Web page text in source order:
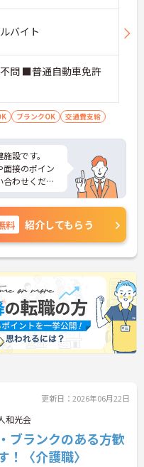
バイト
問 ■普通自動車免許
ブランクOK 交通費支給
設です。
面接のポイン
合わせくださ
料 紹介してもらう
更新日：2026年06月22日
和光会
ブランクのある方歓
〈介護職〉